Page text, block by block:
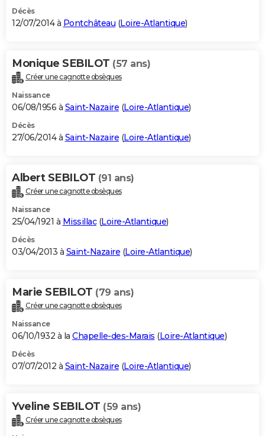
Décès
12/07/2014 à Pontchâteau (Loire-Atlantique)
Monique SEBILOT (57 ans)
Créer une cagnotte obsèques
Naissance
06/08/1956 à Saint-Nazaire (Loire-Atlantique)
Décès
27/06/2014 à Saint-Nazaire (Loire-Atlantique)
Albert SEBILOT (91 ans)
Créer une cagnotte obsèques
Naissance
25/04/1921 à Missillac(Loire-Atlantique)
Décès
03/04/2013 à Saint-Nazaire (Loire-Atlantique)
Marie SEBILOT (79 ans)
Créer une cagnotte obsèques
Naissance
06/10/1932 à la Chapelle-des-Marais (Loire-Atlantique)
Décès
07/07/2012 à Saint-Nazaire (Loire-Atlantique)
Yveline SEBILOT (59 ans)
Créer une cagnotte obsèques